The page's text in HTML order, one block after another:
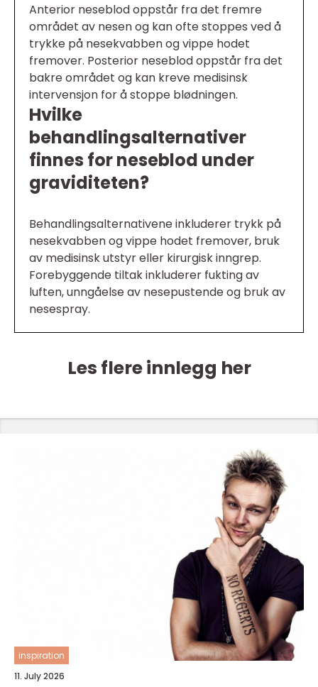
Anterior neseblod oppstår fra det fremre
området av nesen og kan ofte stoppes ved å
trykke på nesekvabben og vippe hodet
fremover. Posterior neseblod oppstår fra det
bakre området og kan kreve medisinsk
intervensjon for å stoppe blødningen.
Hvilke
behandlingsalternativer
finnes for neseblod under
graviditeten?
Behandlingsalternativene inkluderer trykk på
nesekvabben og vippe hodet fremover, bruk
av medisinsk utstyr eller kirurgisk inngrep.
Forebyggende tiltak inkluderer fukting av
luften, unngåelse av nesepustende og bruk av
nesespray.
Les flere innlegg her
inspiration
11. July 2026